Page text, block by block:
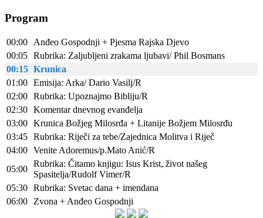
Program
00:00
Anđeo Gospodnji + Pjesma Rajska Djevo
00:05 Rubrika: Zaljubljeni zrakama ljubavi/ Phil Bosmans
00:15 Krunica
01:00 Emisija: Arka/ Dario Vasilj/R
02:00 Rubrika: Upoznajmo Bibliju/R
02:30 Komentar dnevnog evanđelja
03:00 Krunica Božjeg Milosrđa + Litanije Božjem Milosrđu
03:45 Rubrika: Riječi za tebe/Zajednica Molitva i Riječ
04:00 Venite Adoremus/p.Mato Anić/R
05:00
Rubrika: Čitamo knjigu: Isus Krist, život našeg
Spasitelja/Rudolf Vimer/R
05:30 Rubrika: Svetac dana + imendana
06:00
Zvona + Anđeo Gospodnji